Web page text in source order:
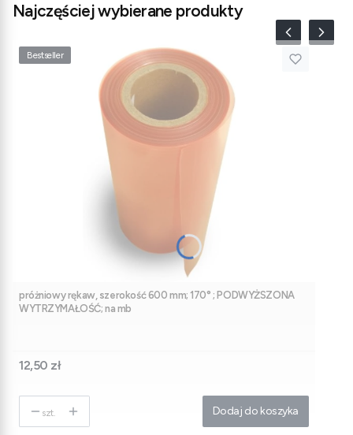
Najczęściej wybierane produkty
Bestseller
próżniowy rękaw, szerokość 600 mm; 170° ; PODWYŻSZONA
WYTRZYMAŁOŚĆ; na mb
Cena
12,50 zł
szt. Dodaj do koszyka